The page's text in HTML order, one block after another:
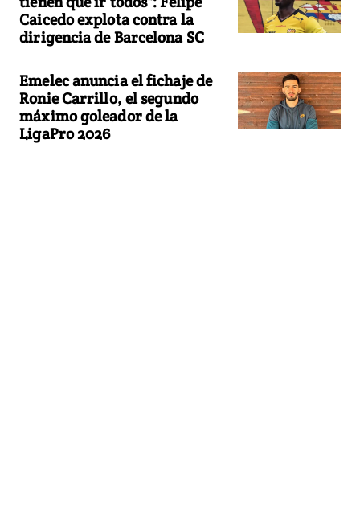
Caicedo explota contra la
dirigencia de Barcelona SC
Emelec anuncia el fichaje de
Ronie Carrillo, el segundo
máximo goleador de la
LigaPro 2026